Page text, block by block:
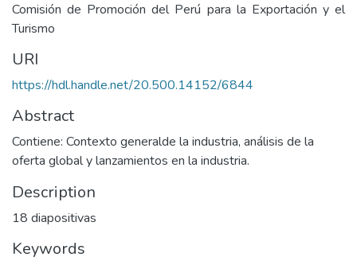
Comisión de Promoción del Perú para la Exportación y el
Turismo
URI
https://hdl.handle.net/20.500.14152/6844
Abstract
Contiene: Contexto generalde la industria, análisis de la
oferta global y lanzamientos en la industria.
Description
18 diapositivas
Keywords